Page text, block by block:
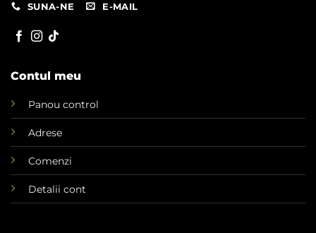
SUNA-NE E-MAIL
Contul meu
Panou control
Adrese
Comenzi
Detalii cont